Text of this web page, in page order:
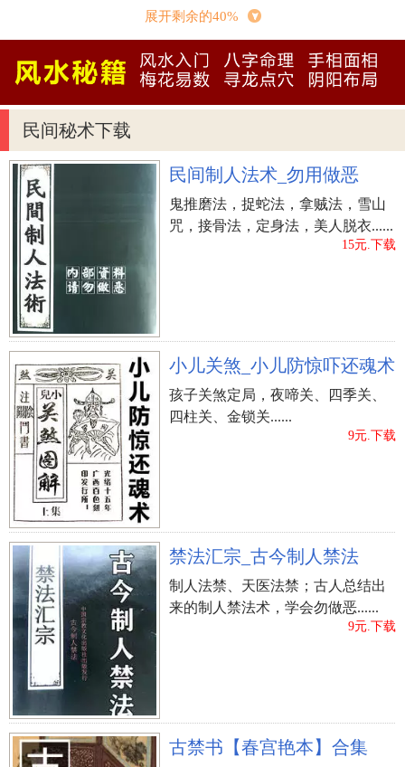
怀抱中，你会觉得自己又变回了母亲怀中那个心思
单纯的小孩呢！
梦到组装玩具飞机，希望占据强势的一天！用道
理来征服别人的欲望很强烈，无论讨论到什么事情
都喜欢用理论来分析论证自己的正确！今天如果担
当家教工作/学业的话，会是一位孜孜不倦的好老师
哦！但是如果把这一套也用在日常生活上，就显得
咄咄逼人了！今天对爱情会有相当理性的见解，对
小后生们发表你的高论，是蛮能让你得到满足的事
情呢！
做梦组装武器 做梦组装一张新床 做梦组装电脑 做
梦组装电话
上一篇：梦到山林(山中)起火_周公解梦之山林(山
中)起火_梦见山林(山中)
展开剩余的40%
民间秘术下载
民间制人法术_勿用做恶
鬼推磨法，捉蛇法，拿贼法，雪山
咒，接骨法，定身法，美人脱衣......
15元.下载
小儿关煞_小儿防惊吓还魂术
孩子关煞定局，夜啼关、四季关、
四柱关、金锁关......
9元.下载
禁法汇宗_古今制人禁法
制人法禁、天医法禁；古人总结出
来的制人禁法术，学会勿做恶......
9元.下载
古禁书【春宫艳本】合集